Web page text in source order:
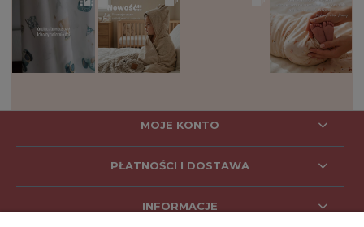
MOJE KONTO
PŁATNOŚCI I DOSTAWA
INFORMACJE